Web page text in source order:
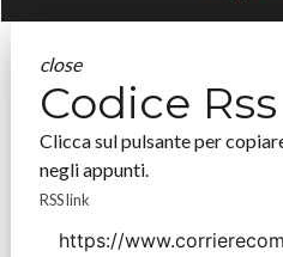
close
Codice Rss
Clicca sul pulsante per
negli appunti.
RSS link